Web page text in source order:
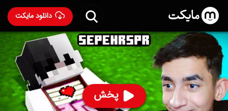
دانلود مایکت
پخش
استریم ماینکرفت اما - سپهر اس‌پی‌آرساخت 1401
۲,۸۱۷ %
ساخت ایران سال 1401
رده سنی ۱۳+